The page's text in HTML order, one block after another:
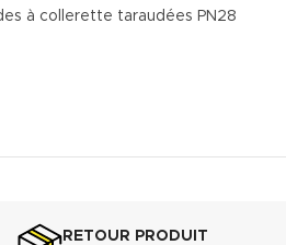
à collerette taraudées PN28
RETOUR PRODUIT